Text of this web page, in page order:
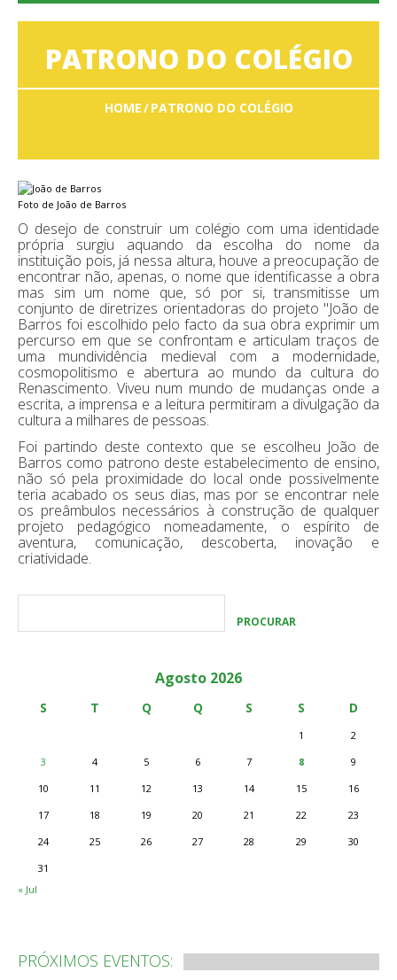
PATRONO DO COLÉGIO
HOME PATRONO DO COLÉGIO
Foto de João de Barros
O desejo de construir um colégio com uma identidade
própria surgiu aquando da escolha do nome da
instituição pois, já nessa altura, houve a preocupação de
encontrar não, apenas, o nome que identificasse a obra
mas sim um nome que, só por si, transmitisse um
conjunto de diretrizes orientadoras do projeto "João de
Barros foi escolhido pelo facto da sua obra exprimir um
percurso em que se confrontam e articulam traços de
uma mundividência medieval com a modernidade,
cosmopolitismo e abertura ao mundo da cultura do
Renascimento. Viveu num mundo de mudanças onde a
escrita, a imprensa e a leitura permitiram a divulgação da
cultura a milhares de pessoas.
Foi partindo deste contexto que se escolheu João de
Barros como patrono deste estabelecimento de ensino,
não só pela proximidade do local onde possivelmente
teria acabado os seus dias, mas por se encontrar nele
os preâmbulos necessários à construção de qualquer
projeto pedagógico nomeadamente, o espírito de
aventura, comunicação, descoberta, inovação e
criatividade.
Agosto 2026
S T Q Q S S D
1
2
3
4 5 6 7 8
9
10
11 12 13 14 15
16
17
18 19 20 21 22
23
24
25 26 27 28 29
30
31
« Jul
PRÓXIMOS EVENTOS: